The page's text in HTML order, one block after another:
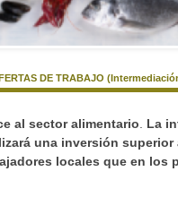
DE TRABAJO
al sector alimentario. La
una inversión
locales que en los